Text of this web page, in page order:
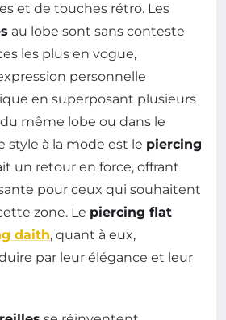
et de touches rétro. Les
au lobe sont sans conteste
les plus en vogue,
personnelle
en superposant plusieurs
même lobe ou dans le
style à la mode est le piercing
un retour en force, offrant
pour ceux qui souhaitent
zone. Le piercing flat
daith, quant à eux,
par leur élégance et leur